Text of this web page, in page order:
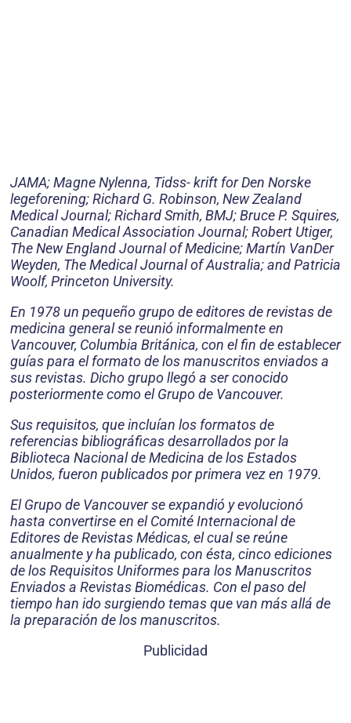
JAMA; Magne Nylenna, Tidss- krift for Den Norske
legeforening; Richard G. Robinson, New Zealand
Medical Journal; Richard Smith, BMJ; Bruce P. Squires,
Canadian Medical Association Journal; Robert Utiger,
The New England Journal of Medicine; Martín VanDer
Weyden, The Medical Journal of Australia; and Patricia
Woolf, Princeton University.
En 1978 un pequeño grupo de editores de revistas de
medicina general se reunió informalmente en
Vancouver, Columbia Británica, con el fin de establecer
guías para el formato de los manuscritos enviados a
sus revistas. Dicho grupo llegó a ser conocido
posteriormente como el Grupo de Vancouver.
Sus requisitos, que incluían los formatos de
referencias bibliográficas desarrollados por la
Biblioteca Nacional de Medicina de los Estados
Unidos, fueron publicados por primera vez en 1979.
El Grupo de Vancouver se expandió y evolucionó
hasta convertirse en el Comité Internacional de
Editores de Revistas Médicas, el cual se reúne
anualmente y ha publicado, con ésta, cinco ediciones
de los Requisitos Uniformes para los Manuscritos
Enviados a Revistas Biomédicas. Con el paso del
tiempo han ido surgiendo temas que van más allá de
la preparación de los manuscritos.
Publicidad